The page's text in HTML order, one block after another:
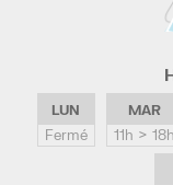
LUN
Fermé
MAR
11h > 18h